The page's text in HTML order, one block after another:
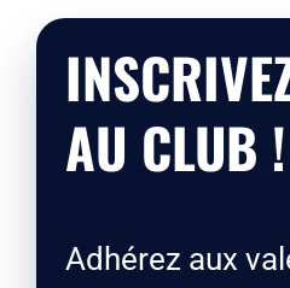
AU CLUB !
Adhérez aux